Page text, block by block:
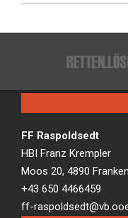
FF Raspoldsedt
HBI Franz Krempler
Moos 20, 4890
+43 650 4466459
ff-